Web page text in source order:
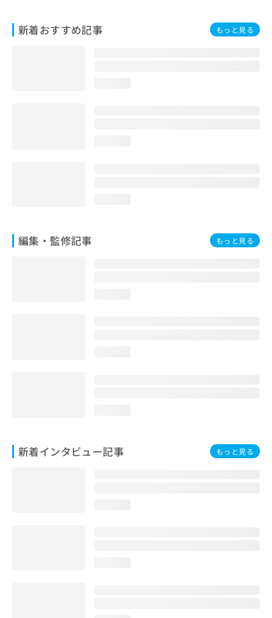
新着おすすめ記事 もっと見る
編集・監修記事 もっと見る
新着インタビュー記事 もっと見る
い